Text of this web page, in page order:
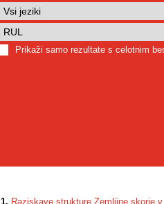
Prikaži samo rezultate s celotnim
1. Raziskave strukture Zemljine skorje